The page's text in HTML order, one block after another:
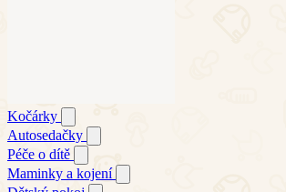
Kočárky
Autosedačky
Péče o dítě
Maminky a kojení